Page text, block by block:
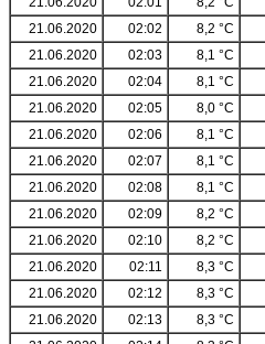
21.06.2020
02:02 8,2 °C
21.06.2020
02:03 8,1 °C
21.06.2020
02:04 8,1 °C
21.06.2020
02:05 8,0 °C
21.06.2020
02:06 8,1 °C
21.06.2020
02:07 8,1 °C
21.06.2020
02:08 8,1 °C
21.06.2020
02:09 8,2 °C
21.06.2020
02:10 8,2 °C
21.06.2020
02:11 8,3 °C
21.06.2020
02:12 8,3 °C
21.06.2020
02:13 8,3 °C